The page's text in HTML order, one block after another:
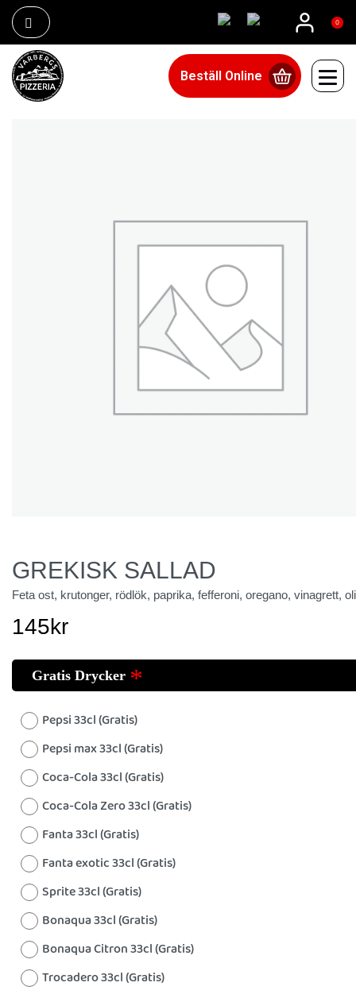
0
Beställ Online
GREKISK SALLAD
Feta ost, krutonger, rödlök, paprika, fefferoni, oregano, vinagrett,
145kr
Gratis Drycker
Pepsi 33cl (Gratis)
Pepsi max 33cl (Gratis)
Coca-Cola 33cl (Gratis)
Coca-Cola Zero 33cl (Gratis)
Fanta 33cl (Gratis)
Fanta exotic 33cl (Gratis)
Sprite 33cl (Gratis)
Bonaqua 33cl (Gratis)
Bonaqua Citron 33cl (Gratis)
Trocadero 33cl (Gratis)